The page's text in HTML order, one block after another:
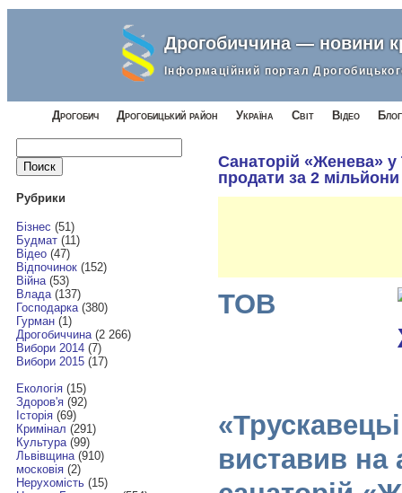
Дрогобиччина — новини
Інформаційний портал
Дрогобич Дрогобицький район Україна Світ Відео
Найти:
Рубрики
Бізнес (51)
Будмат(11)
Відео(47)
Відпочинок(152)
Війна(53)
Влада(137)
Господарка(380)
Гурман(1)
Дрогобиччина(2 266)
Вибори 2014(7)
Вибори 2015(17)
Екологія(15)
Здоров'я(92)
Історія(69)
Кримінал (291)
Культура(99)
Львівщина(910)
московія(2)
Нерухомість(15)
Санаторій «Женева» у
продати за 2 мільйони
ТОВ
виставив на